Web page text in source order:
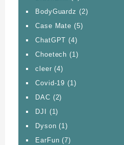
BodyGuardz (2)
Case Mate (5)
ChatGPT (4)
Choetech (1)
cleer (4)
Covid-19 (1)
DAC (2)
DJI
(1)
Dyson (1)
EarFun (7)